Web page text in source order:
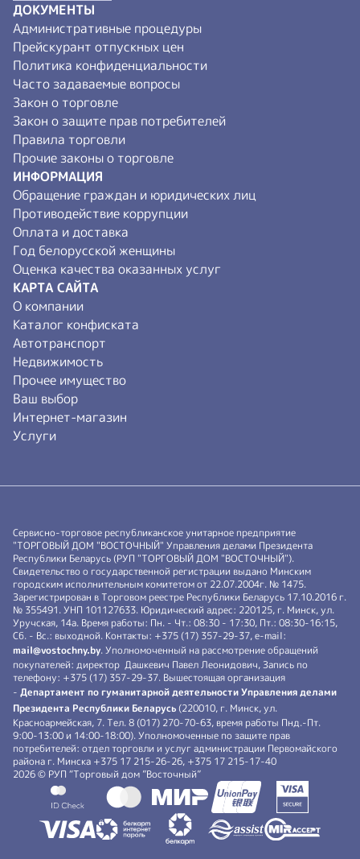
ДОКУМЕНТЫ
Административные процедуры
Прейскурант отпускных цен
Политика конфиденциальности
Часто задаваемые вопросы
Закон о торговле
Закон о защите прав потребителей
Правила торговли
Прочие законы о торговле
ИНФОРМАЦИЯ
Обращение граждан и юридических лиц
Противодействие коррупции
Оплата и доставка
Год белорусской женщины
Оценка качества оказанных услуг
КАРТА САЙТА
О компании
Каталог конфиската
Автотранспорт
Недвижимость
Прочее имущество
Ваш выбор
Интернет-магазин
Услуги
Сервисно-торговое республиканское унитарное предприятие
"ТОРГОВЫЙ ДОМ "ВОСТОЧНЫЙ" Управления делами Президента
Республики Беларусь (РУП "ТОРГОВЫЙ ДОМ "ВОСТОЧНЫЙ").
Свидетельство о государственной регистрации выдано Минским
городским исполнительным комитетом от 22.07.2004г. № 1475.
Зарегистрирован в Торговом реестре Республики Беларусь 17.10.2016 г.
№ 355491. УНП 101127633. Юридический адрес: 220125, г. Минск, ул.
Уручская, 14а. Время работы: Пн. - Чт.: 08:30 - 17:30, Пт.: 08:30-16:15,
Сб. - Вс.: выходной. Контакты: +375 (17) 357-29-37, e-mail:
mail@vostochny.by. Уполномоченный на рассмотрение обращений
покупателей: директор Дашкевич Павел Леонидович, Запись по
телефону: +375 (17) 357-29-37. Вышестоящая организация
- Департамент по гуманитарной деятельности Управления делами
Президента Республики Беларусь (220010, г. Минск, ул.
Красноармейская, 7. Тел. 8 (017) 270-70-63, время работы Пнд.-Пт.
9:00-13:00 и 14:00-18:00). Уполномоченные по защите прав
потребителей: отдел торговли и услуг администрации Первомайского
района г. Минска +375 17 215-26-26, +375 17 215-17-40
2026 © РУП “Торговый дом ”Восточный”